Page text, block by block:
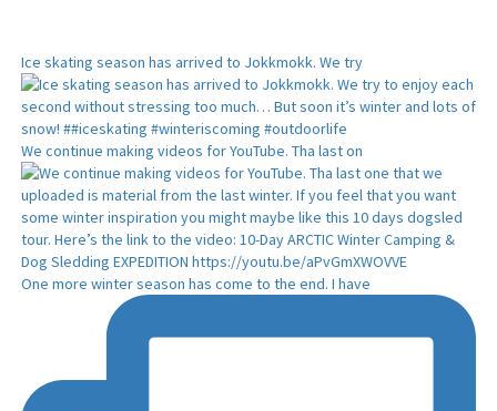
Ice skating season has arrived to Jokkmokk. We try
We continue making videos for YouTube. Tha last on
One more winter season has come to the end. I have